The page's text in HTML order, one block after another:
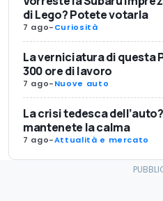
di Lego? Potete votarla
7 ago-Curiosità
La verniciatura di questa
300 ore di lavoro
7 ago-Nuove auto
La crisi tedesca
mantenete la calma
7 ago-Attualità e mercato